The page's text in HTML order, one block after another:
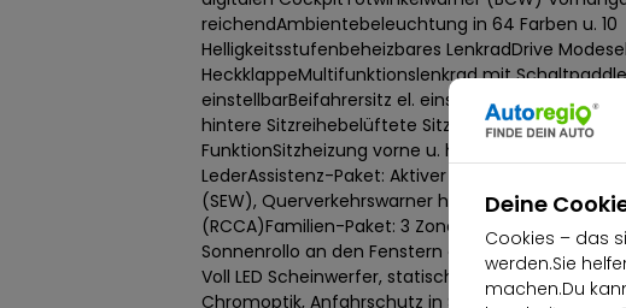
Deine
Cookies – das
werden.Sie
machen.Du
reichendAmbientebeleuchtung in 64 Farben u. 10
Helligkeitsstufenbeheizbares LenkradDrive
HeckklappeMultifunktionslenkrad mit
einstellbarBeifahrersitz el. einstellbar inkl.
hintere Sitzreihebelüftete Sitze vorneFahrersitz mit
FunktionSitzheizung vorne u. hinten (äußere
LederAssistenz-Paket: Aktiver Totwinkelassistent
(SEW), Querverkehrswarner hinten mit
(RCCA)Familien-Paket: 3 Zonen Klimaautomatik,
Sonnenrollo an den Fenstern der hinteren Türen
Voll LED Scheinwerfer, statisches Abbiegelicht,
Chromoptik, Anfahrschutz in Silber, obere